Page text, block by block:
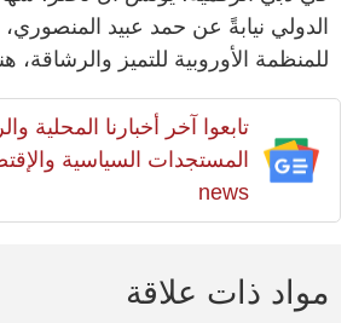
الدولي نيابةً عن حمد عبيد المنصوري،
للمنظمة الأوروبية للتميز والرشاقة،
تابعوا آخر أخبارنا المحلية
news
مواد ذات علاقة